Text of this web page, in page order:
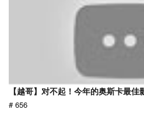
【越哥】对不起！今年的奥斯卡最佳
# 656